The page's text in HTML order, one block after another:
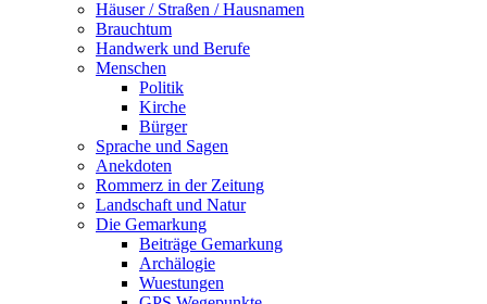
Häuser / Straßen / Hausnamen
Brauchtum
Handwerk und Berufe
Menschen
Politik
Kirche
Bürger
Sprache und Sagen
Anekdoten
Rommerz in der Zeitung
Landschaft und Natur
Die Gemarkung
Beiträge Gemarkung
Archälogie
Wuestungen